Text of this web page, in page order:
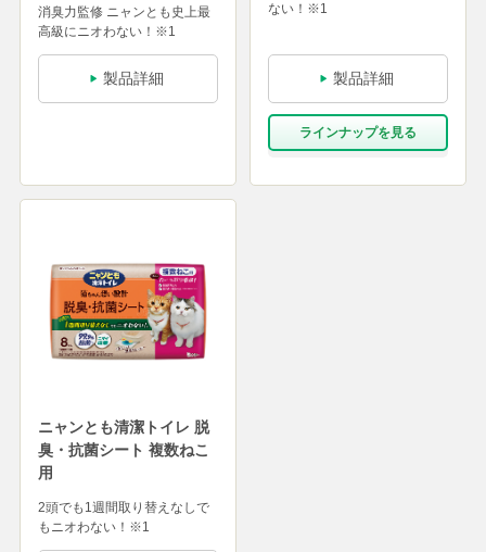
消臭力監修 ニャンとも史上最
高級にニオわない！※1
製品詳細
ない！※1
製品詳細
ラインナップを⾒る
ニャンとも清潔トイレ 脱
臭・抗菌シート 複数ねこ
用
2頭でも1週間取り替えなしで
もニオわない！※1